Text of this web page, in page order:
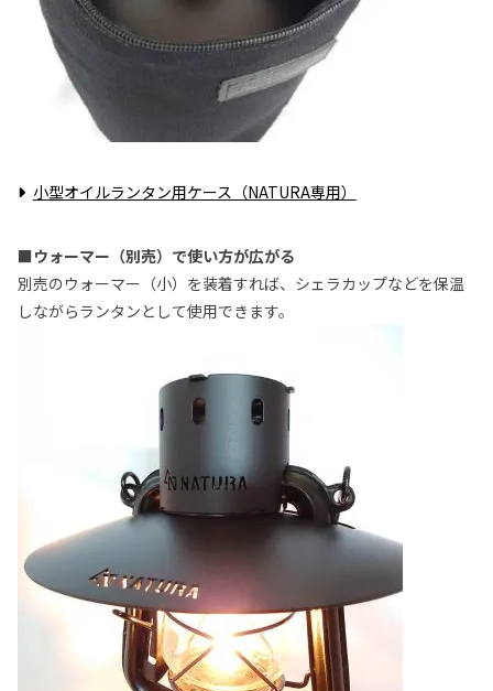
小型オイルランタン用ケース（NATURA専用）
■ウォーマー（別売）で使い方が広がる
別売のウォーマー（小）を装着すれば、シェラカップなどを保温
しながらランタンとして使用できます。